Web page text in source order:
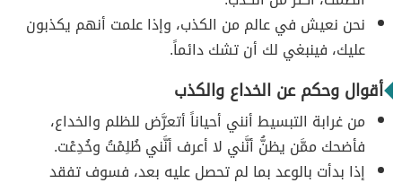
نحن نعيش في عالم من الكذب، وإذا علمت أنهم يكذبون
عليك، فينبغي لك أن تشك دائماً.
أقوال وحكم عن الخداع والكذب
من غرابة التبسيط أنني أحياناً أتعرَّض للظلم والخداع،
فأضحك ممَّن يظنُّ أنَّني لا أعرف أنَّني ظُلِمْتُ وخُدِعْت.
إذا بدأت بالوعد بما لم تحصل عليه بعد، فسوف تفقد